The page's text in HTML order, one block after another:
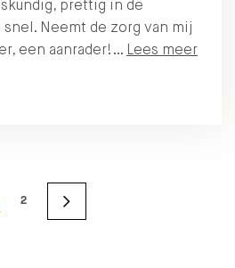
prettig in de
Neemt de zorg van mij
een aanrader!… Lees meer
2